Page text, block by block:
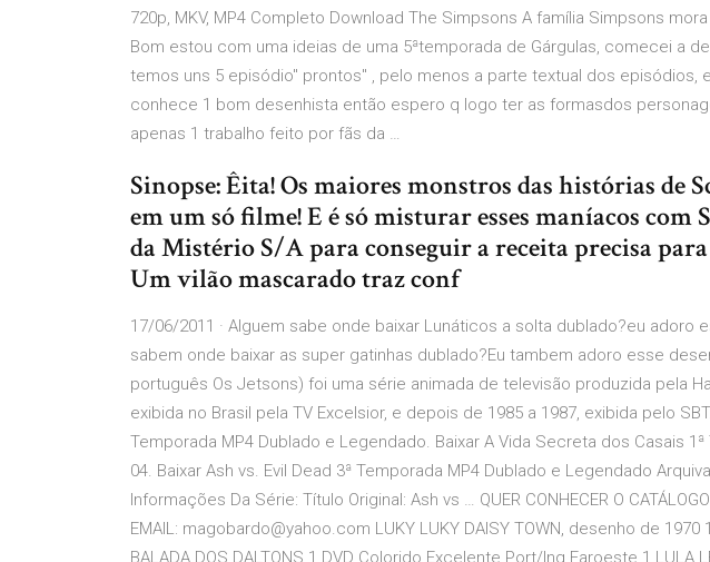
720p, MKV, MP4 Completo Download The Simpsons A família Simpsons
Bom estou com uma ideias de uma 5ªtemporada de Gárgulas, comecei a
temos uns 5 episódio" prontos" , pelo menos a parte textual dos episódios,
conhece 1 bom desenhista então espero q logo ter as formasdos
apenas 1 trabalho feito por fãs da …
Sinopse: Êita! Os maiores monstros das histórias de
em um só filme! E é só misturar esses maníacos com
da Mistério S/A para conseguir a receita precisa
Um vilão mascarado traz conf
17/06/2011 · Alguem sabe onde baixar Lunáticos a solta dublado?eu adoro
sabem onde baixar as super gatinhas dublado?Eu tambem adoro esse
português Os Jetsons) foi uma série animada de televisão produzida pela
exibida no Brasil pela TV Excelsior, e depois de 1985 a 1987, exibida pelo
Temporada MP4 Dublado e Legendado. Baixar A Vida Secreta dos Casais
04. Baixar Ash vs. Evil Dead 3ª Temporada MP4 Dublado e Legendado
Informações Da Série: Título Original: Ash vs … QUER CONHECER O
EMAIL: magobardo@yahoo.com LUKY LUKY DAISY TOWN, desenho de 1970
BALADA DOS DALTONS 1 DVD Colorido Excelente Port/Ing Faroeste 1 LULA